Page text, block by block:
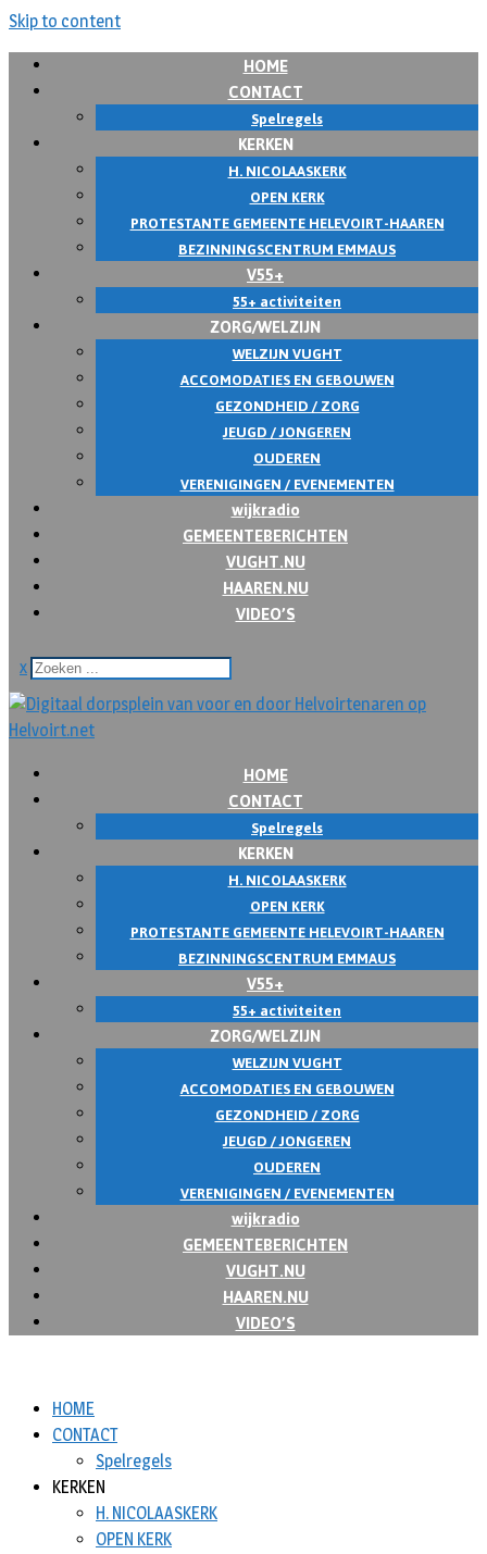
Skip to content
HOME
CONTACT
Spelregels
KERKEN
H. NICOLAASKERK
OPEN KERK
PROTESTANTE GEMEENTE HELEVOIRT-HAAREN
BEZINNINGSCENTRUM EMMAUS
V55+
55+ activiteiten
ZORG/WELZIJN
WELZIJN VUGHT
ACCOMODATIES EN GEBOUWEN
GEZONDHEID / ZORG
JEUGD / JONGEREN
OUDEREN
VERENIGINGEN / EVENEMENTEN
wijkradio
GEMEENTEBERICHTEN
VUGHT.NU
HAAREN.NU
VIDEO’S
x
HOME
CONTACT
Spelregels
KERKEN
H. NICOLAASKERK
OPEN KERK
PROTESTANTE GEMEENTE HELEVOIRT-HAAREN
BEZINNINGSCENTRUM EMMAUS
V55+
55+ activiteiten
ZORG/WELZIJN
WELZIJN VUGHT
ACCOMODATIES EN GEBOUWEN
GEZONDHEID / ZORG
JEUGD / JONGEREN
OUDEREN
VERENIGINGEN / EVENEMENTEN
wijkradio
GEMEENTEBERICHTEN
VUGHT.NU
HAAREN.NU
VIDEO’S
HOME
CONTACT
Spelregels
KERKEN
H. NICOLAASKERK
OPEN KERK